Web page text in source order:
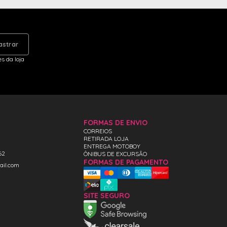
da loja
SITE SEGURO
FORMAS DE PAGAMENTO
FORMAS DE ENVIO
CORREIOS
RETIRADA LOJA
ENTREGA MOTOBOY
ÔNIBUS DE EXCURSÃO